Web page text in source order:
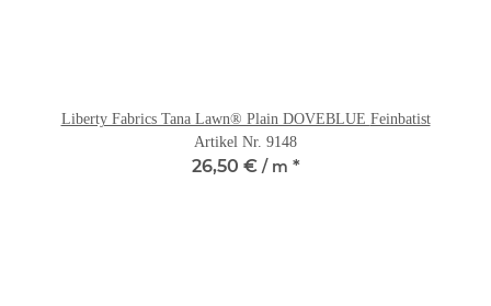
Liberty Fabrics Tana Lawn® Plain DOVEBLUE Feinbatist
Artikel Nr. 9148
26,50 €/ m *